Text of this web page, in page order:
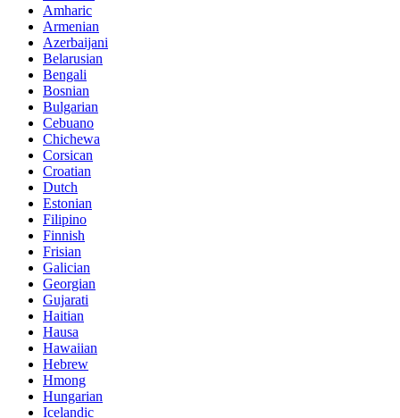
Amharic
Armenian
Azerbaijani
Belarusian
Bengali
Bosnian
Bulgarian
Cebuano
Chichewa
Corsican
Croatian
Dutch
Estonian
Filipino
Finnish
Frisian
Galician
Georgian
Gujarati
Haitian
Hausa
Hawaiian
Hebrew
Hmong
Hungarian
Icelandic